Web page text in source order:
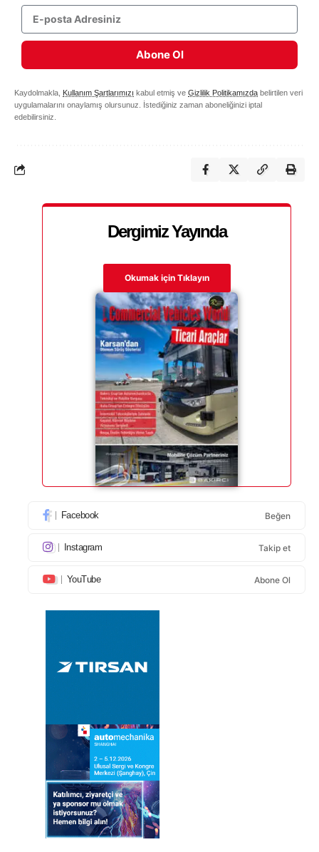
Abone Ol
Kaydolmakla, Kullanım Şartlarımızı kabul etmiş ve Gizlilik Politikamızda belirtilen veri
uygulamalarını onaylamış olursunuz. İstediğiniz zaman aboneliğinizi iptal
edebilirsiniz.
Dergimiz Yayında
Okumak için Tıklayın
Facebook Beğen
Instagram Takip et
YouTube Abone Ol